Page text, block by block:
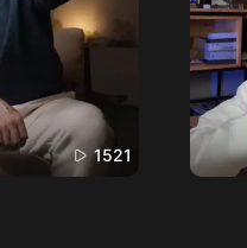
1521